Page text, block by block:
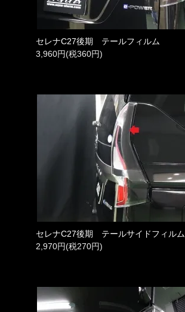
セレナC27後期 テールフィルム
3,960円(税360円)
セレナC27後期 テールサイドフィルム
2,970円(税270円)